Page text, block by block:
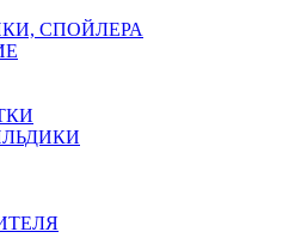
СПОЙЛЕРА